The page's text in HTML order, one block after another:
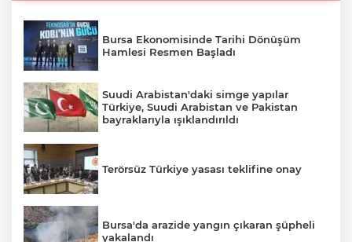
Bursa Ekonomisinde Tarihi Dönüşüm
Hamlesi Resmen Başladı
Suudi Arabistan'daki simge yapılar
Türkiye, Suudi Arabistan ve Pakistan
bayraklarıyla ışıklandırıldı
Terörsüz Türkiye yasası teklifine onay
Bursa'da arazide yangın çıkaran şüpheli
yakalandı